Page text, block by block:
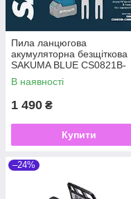
Пила ланцюгова
акумуляторна безщіткова
SAKUMA BLUE CS0821B-
CORE 200мм
В наявності
1 490 ₴
Купити
–24%